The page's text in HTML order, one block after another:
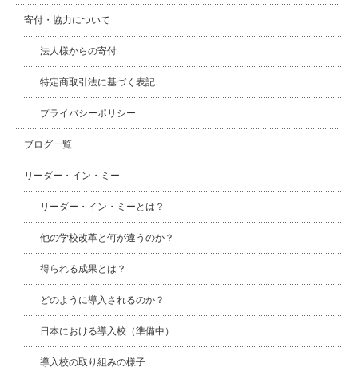
寄付・協力について
法人様からの寄付
特定商取引法に基づく表記
プライバシーポリシー
ブログ一覧
リーダー・イン・ミー
リーダー・イン・ミーとは？
他の学校改革と何が違うのか？
得られる成果とは？
どのように導入されるのか？
日本における導入校（準備中）
導入校の取り組みの様子